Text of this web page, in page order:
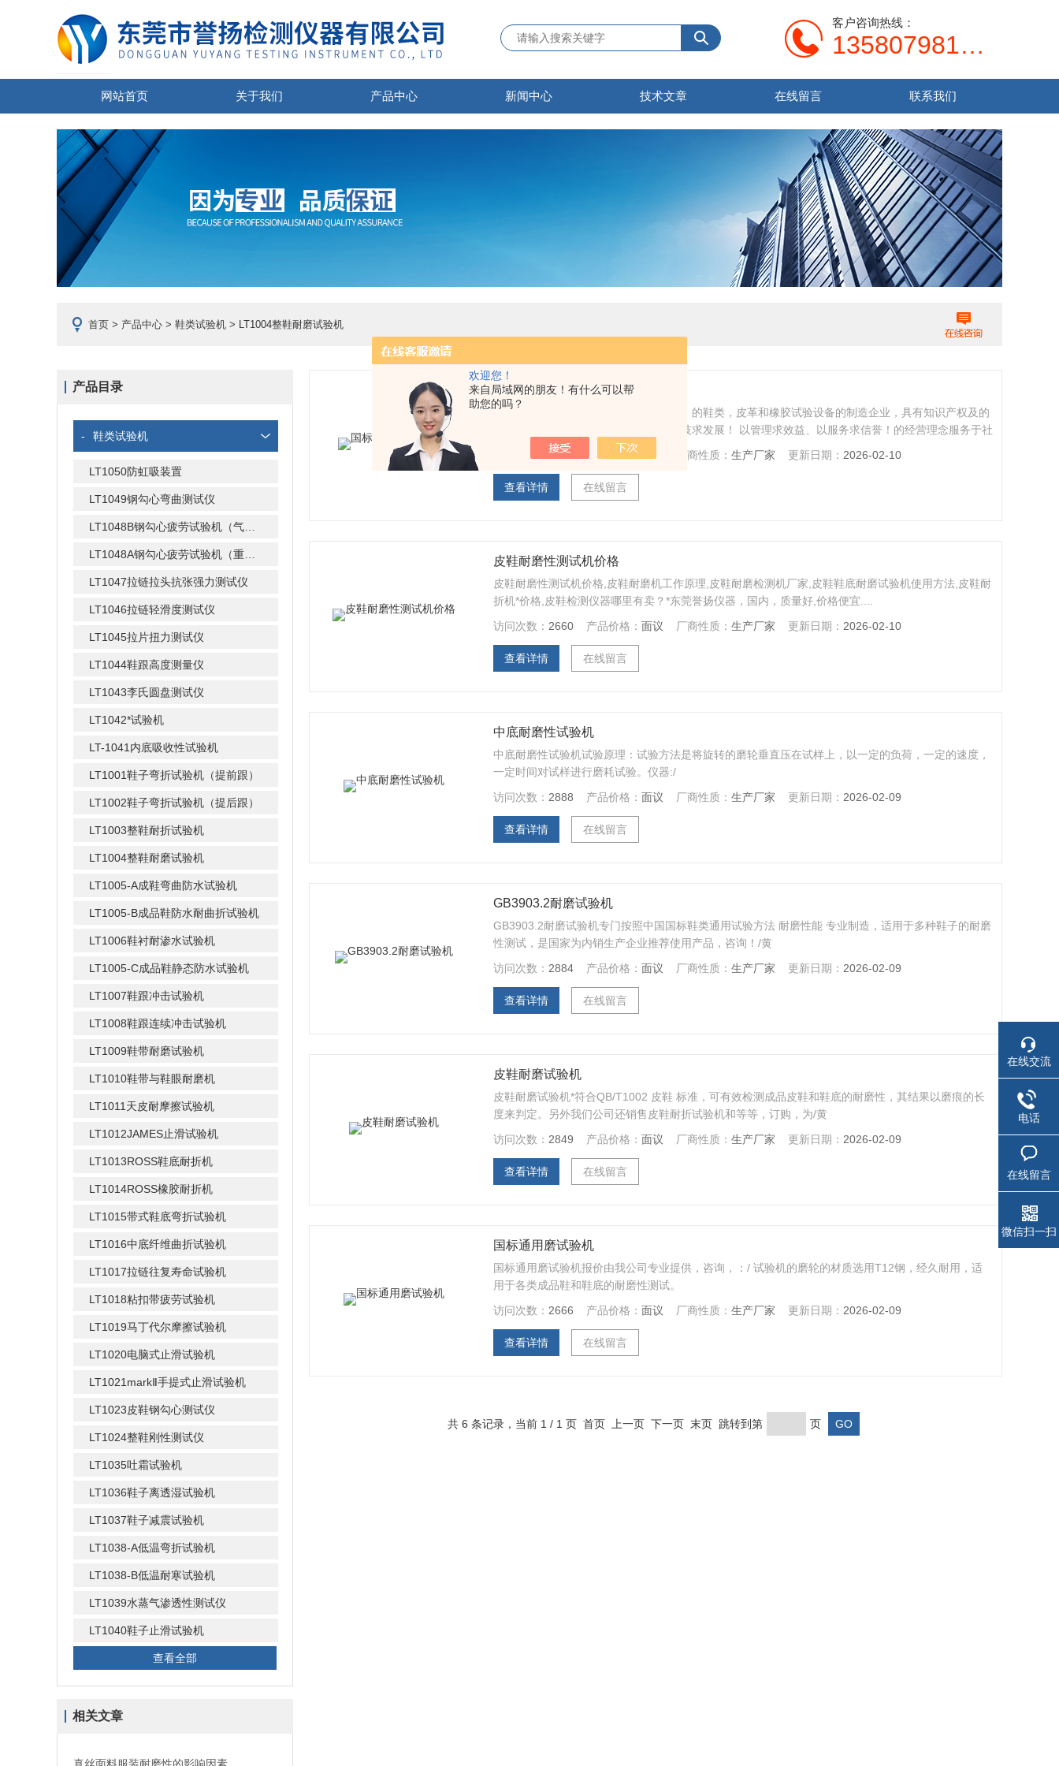
欢迎您！
来自局域网的朋友！有什么可以帮
助您的吗？
客户咨询热线：
13580798107
网站首页 关于我们 产品中心 新闻中心 技术文章 在线留言 联系我们
首页 > 产品中心 > 鞋类试验机 > LT1004整鞋耐磨试验机
产品目录
- 鞋类试验机
LT1050防虹吸装置
LT1049钢勾心弯曲测试仪
LT1047拉链拉头抗张强力测试仪
LT1046拉链轻滑度测试仪
LT1045拉片扭力测试仪
LT1044鞋跟高度测量仪
LT1043李氏圆盘测试仪
LT1042*试验机
LT-1041内底吸收性试验机
LT1001鞋子弯折试验机（提前跟）
LT1002鞋子弯折试验机（提后跟）
LT1003整鞋耐折试验机
LT1004整鞋耐磨试验机
LT1005-A成鞋弯曲防水试验机
LT1005-B成品鞋防水耐曲折试验机
LT1006鞋衬耐渗水试验机
LT1005-C成品鞋静态防水试验机
LT1007鞋跟冲击试验机
LT1008鞋跟连续冲击试验机
LT1009鞋带耐磨试验机
LT1010鞋带与鞋眼耐磨机
LT1011天皮耐摩擦试验机
LT1012JAMES止滑试验机
LT1013ROSS鞋底耐折机
LT1014ROSS橡胶耐折机
LT1015带式鞋底弯折试验机
LT1016中底纤维曲折试验机
LT1017拉链往复寿命试验机
LT1018粘扣带疲劳试验机
LT1019马丁代尔摩擦试验机
LT1020电脑式止滑试验机
LT1021markⅡ手提式止滑试验机
LT1023皮鞋钢勾心测试仪
LT1024整鞋刚性测试仪
LT1035吐霜试验机
LT1036鞋子离透湿试验机
LT1037鞋子减震试验机
LT1038-A低温弯折试验机
LT1038-B低温耐寒试验机
LT1039水蒸气渗透性测试仪
LT1040鞋子止滑试验机
查看全部
相关文章
国标鞋底耐磨机报价
东莞誉扬仪器专业生产国标鞋底耐磨机，的鞋类，皮革和橡胶试验设备的制造企业，具有知识产权及的
技术厂商。我本着以质量求生存、以科技求发展！ 以管理求效益、以服务求信誉！的经营理念服务于社
访问次数：2834 产品价格： 厂商性质：生产厂家 更新日期： 2026-02-10
查看详情 在线留言
皮鞋耐磨性测试机价格
皮鞋耐磨性测试机价格,皮鞋耐磨机工作原理,皮鞋耐磨检测机厂家,皮鞋鞋底耐磨试验机使用方法,皮鞋耐
折机*价格,皮鞋检测仪器哪里有卖？*东莞誉扬仪器，国内，质量好,价格便宜....
访问次数： 2660 产品价格：面议 厂商性质：生产厂家 更新日期： 2026-02-10
查看详情 在线留言
中底耐磨性试验机
中底耐磨性试验机试验原理：试验方法是将旋转的磨轮垂直压在试样上，以一定的负荷，一定的速度，
一定时间对试样进行磨耗试验。仪器:/
访问次数： 2888 产品价格：面议 厂商性质：生产厂家 更新日期： 2026-02-09
查看详情 在线留言
GB3903.2耐磨试验机
GB3903.2耐磨试验机专门按照中国国标鞋类通用试验方法 耐磨性能 专业制造，适用于多种鞋子的耐磨
性测试，是国家为内销生产企业推荐使用产品，咨询！/黄
访问次数： 2884 产品价格：面议 厂商性质：生产厂家 更新日期： 2026-02-09
查看详情 在线留言
皮鞋耐磨试验机
皮鞋耐磨试验机*符合QB/T1002 皮鞋 标准，可有效检测成品皮鞋和鞋底的耐磨性，其结果以磨痕的长
度来判定。另外我们公司还销售皮鞋耐折试验机和等等，订购，为/黄
访问次数： 2849 产品价格：面议 厂商性质：生产厂家 更新日期： 2026-02-09
查看详情 在线留言
国标通用磨试验机
国标通用磨试验机报价由我公司专业提供，咨询，：/ 试验机的磨轮的材质选用T12钢，经久耐用，适
用于各类成品鞋和鞋底的耐磨性测试。
访问次数： 2666 产品价格：面议 厂商性质：生产厂家 更新日期： 2026-02-09
查看详情 在线留言
共 6 条记录，当前 1 / 1 页 首页 上一页 下一页 末页 跳转到第 页
在线交流
电话
在线留言
微信扫一扫